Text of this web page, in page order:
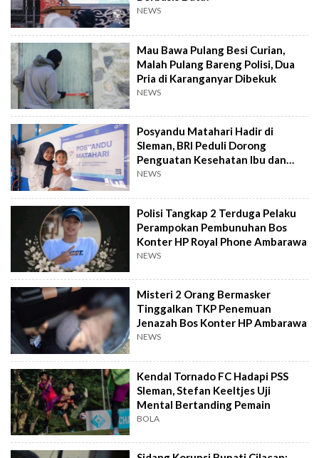
NEWS
Mau Bawa Pulang Besi Curian,
Malah Pulang Bareng Polisi, Dua
Pria di Karanganyar Dibekuk
NEWS
Posyandu Matahari Hadir di
Sleman, BRI Peduli Dorong
Penguatan Kesehatan Ibu dan
Anak
NEWS
Polisi Tangkap 2 Terduga Pelaku
Perampokan Pembunuhan Bos
Konter HP Royal Phone Ambarawa
NEWS
Misteri 2 Orang Bermasker
Tinggalkan TKP Penemuan
Jenazah Bos Konter HP Ambarawa
NEWS
Kendal Tornado FC Hadapi PSS
Sleman, Stefan Keeltjes Uji
Mental Bertanding Pemain
BOLA